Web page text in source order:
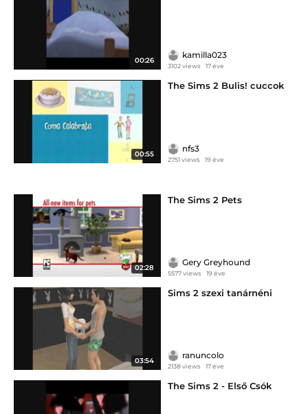
00:26
kamilla023
3102 views 17 éve
00:55
The Sims 2 Bulis! cuccok
nfs3
2751 views 19 éve
02:28
The Sims 2 Pets
Gery Greyhound
5577 views 19 éve
03:54
Sims 2 szexi tanárnéni
ranuncolo
2138 views 17 éve
The Sims 2 - Első Csók